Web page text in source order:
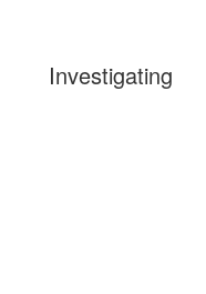
Investigating